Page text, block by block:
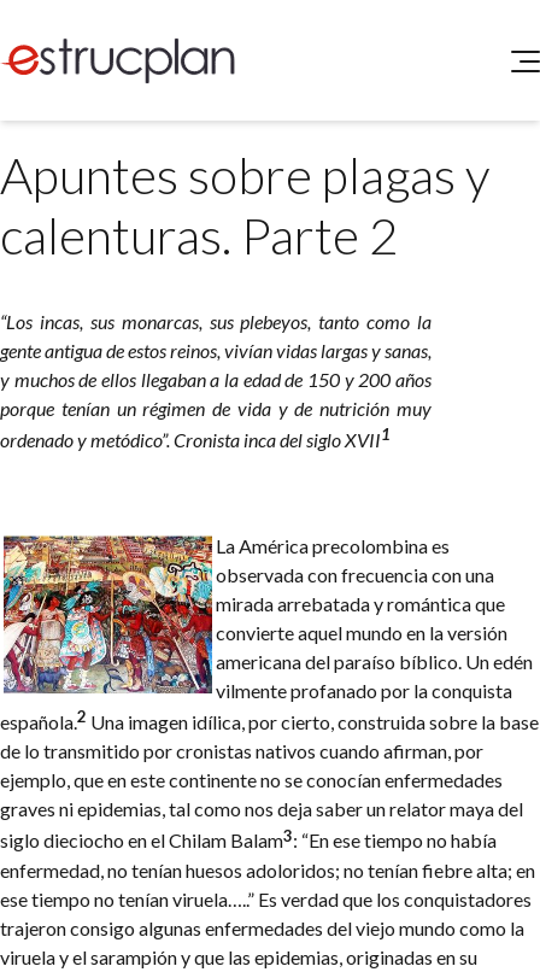
SERVICIOS
Higiene y Seguridad
Medio Ambiente
NOVEDADES
INGRESAR
Buscador de Legislación
Matriz Premium
Matriz Profesional
Apuntes sobre plagas y
calenturas. Parte 2
“Los incas, sus monarcas, sus plebeyos, tanto como la
gente antigua de estos reinos, vivían vidas largas y sanas,
y muchos de ellos llegaban a la edad de 150 y 200 años
porque tenían un régimen de vida y de nutrición muy
ordenado y metódico”.Cronista inca del siglo XVII1
La América precolombina es
observada con frecuencia con una
mirada arrebatada y romántica que
convierte aquel mundo en la versión
americana del paraíso bíblico. Un edén
vilmente profanado por la conquista
española.2 Una imagen idílica, por cierto, construida sobre la base
de lo transmitido por cronistas nativos cuando afirman, por
ejemplo, que en este continente no se conocían enfermedades
graves ni epidemias, tal como nos deja saber un relator maya del
siglo dieciocho en el Chilam Balam3: “En ese tiempo no había
enfermedad, no tenían huesos adoloridos; no tenían fiebre alta; en
ese tiempo no tenían viruela…..” Es verdad que los conquistadores
trajeron consigo algunas enfermedades del viejo mundo como la
viruela y el sarampión y que las epidemias, originadas en su